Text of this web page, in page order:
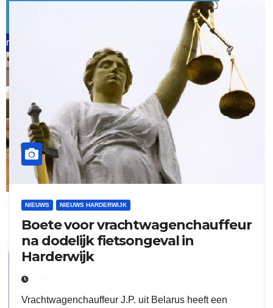
word vrijwilliger (1)
refreshed webdesign putten
ruitengaparket
NIEUWS NIEUWS HARDERWIJK
Boete voor vrachtwagenchauffeur
na dodelijk fietsongeval in
Harderwijk
Vrachtwagenchauffeur J.P. uit Belarus heeft een